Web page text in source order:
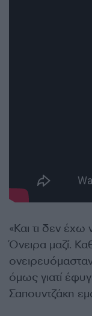
«Και τι δεν
Όνειρα μαζί.
όμως γιατί
Σαπουντζάκη